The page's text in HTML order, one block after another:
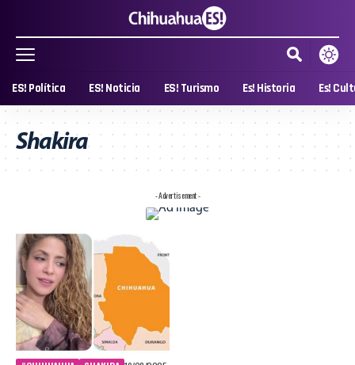
ES! Política ES! Noticia ES! Turismo Es! Historia Es!
Shakira
- Advertisement -